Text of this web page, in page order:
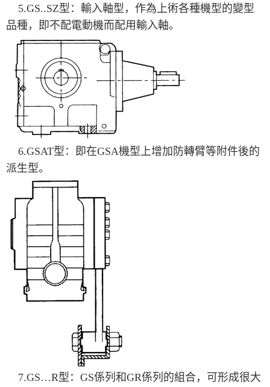
5.GS..SZ型：輸入軸型，作為上術各種機型的變型
品種，即不配電動機而配用輸入軸。
6.GSAT型：即在GSA機型上增加防轉臂等附件後的
派生型。
7.GS…R型：GS係列和GR係列的組合，可形成很大